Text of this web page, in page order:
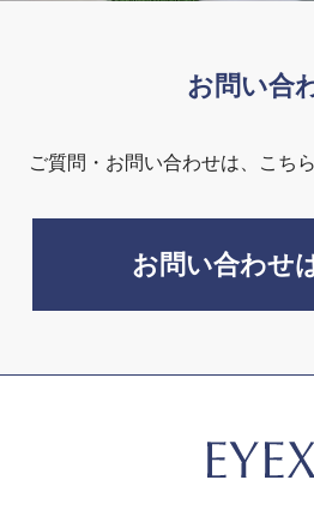
お問い合
ご質問・お問い合わせは、こち
お問い合わせ